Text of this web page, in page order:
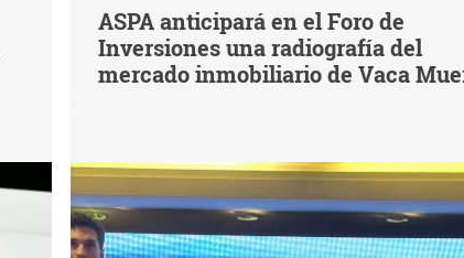
ASPA anticipará en el Foro de
Inversiones una radiografía del
mercado inmobiliario de Vaca